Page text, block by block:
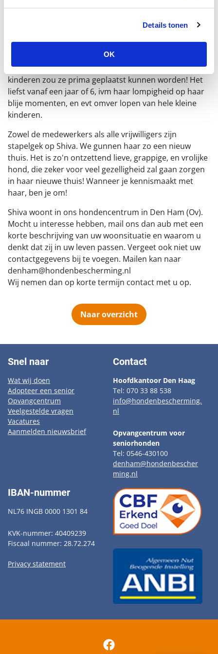
Details tonen
OK
hoor! Want ook net na een operatie kun je gewoon
rennen, springen en gek doen toch?! (Dit hebben we
goed herstel).
We plaatsen Shiva graag als huisdier alleen. Bij
kinderen zou ze prima geplaatst kunnen worden! Het
liefst vanaf een jaar of 6, ivm haar lompigheid op haar
blije momenten, en evt omver lopen van hele kleine
kinderen.
Zowel de medewerkers als alle vrijwilligers zijn
stapelgek op Shiva. We gunnen haar zo een nieuw
thuis. Het is zo'n ontzettend lieve, grappige, en vrolijke
hond, die zeker voor veel gezelligheid zal gaan zorgen
in haar nieuwe thuis! Wanneer je kennismaakt met
haar, ben je om!
Shiva woont in ons hondencentrum in Den Ham (Ov).
Mocht u interesse hebben, mail ons dan aub met een
korte beschrijving van uw woonsituatie en waarom u
denkt dat zij in uw leven passen. Vergeet ook niet uw
contactgegevens bij te voegen. Mailen kan naar
denham@hondenbescherming.nl
Wij nemen dan op korte termijn contact met u op.
Naar overzicht
Snel naar
Wat wij doen
Adopteer een senior
Opvangcentrum
Veelgestelde vragen
Vacatures
Aanmelden nieuwsbrief
Contact
Hoofdkantoor Den Haag
Tel: 070 33 88 538
info@hondenbescherming.
nl
Opvangcentrum voor
seniorhonden
Tel: 0546-430100
denham@hondenbescher
ming.nl
IBAN-nummer
NL76 INGB 0000 1301 84
KVK-nummer: 40409239
Fiscaal nummer: 28.72.274
Privacy statement